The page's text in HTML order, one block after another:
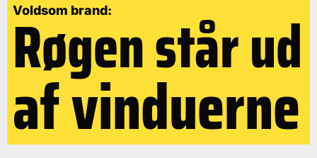
Voldsom brand:
Røgen står ud
af vinduerne